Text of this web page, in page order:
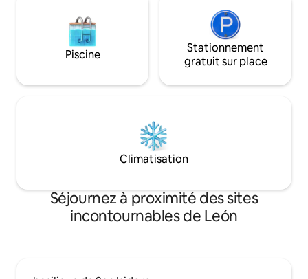
Piscine
Stationnement
gratuit sur place
Climatisation
Séjournez à proximité des sites
incontournables de León